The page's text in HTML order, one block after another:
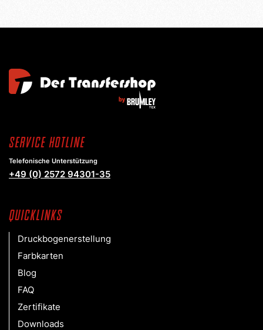
Service Hotline
Telefonische Unterstützung
+49 (0) 2572 94301-35
Quicklinks
Druckbogenerstellung
Farbkarten
Blog
FAQ
Zertifikate
Downloads